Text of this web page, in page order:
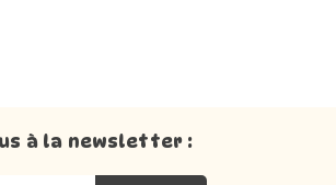
à la newsletter :